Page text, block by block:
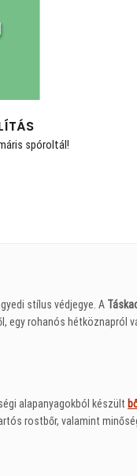
spóroltál!
stílus védjegye. A
rohanós hétköznapról
alapanyagokból készült
rostbőr, valamint